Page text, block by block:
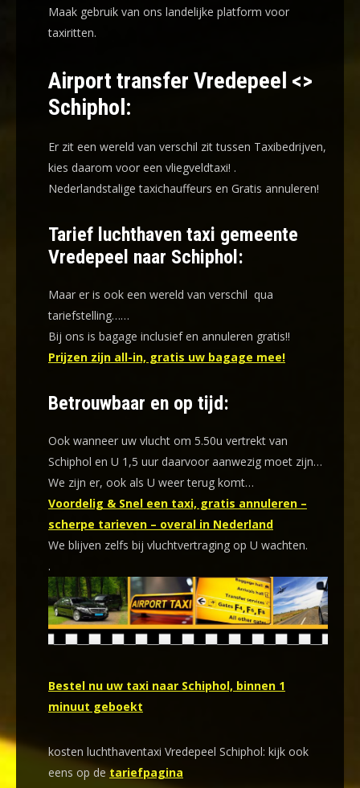
Maak gebruik van ons landelijke platform voor
taxiritten.
Airport transfer Vredepeel <>
Schiphol:
Er zit een wereld van verschil zit tussen Taxibedrijven,
kies daarom voor een vliegveldtaxi! .
Nederlandstalige taxichauffeurs en Gratis annuleren!
Tarief luchthaven taxi gemeente
Vredepeel naar Schiphol:
Maar er is ook een wereld van verschil qua
tariefstelling……
Bij ons is bagage inclusief en annuleren gratis!!
Prijzen zijn all-in, gratis uw bagage mee!
Betrouwbaar en op tijd:
Ook wanneer uw vlucht om 5.50u vertrekt van
Schiphol en U 1,5 uur daarvoor aanwezig moet zijn…
We zijn er, ook als U weer terug komt…
Voordelig & Snel een taxi, gratis annuleren –
scherpe tarieven – overal in Nederland
We blijven zelfs bij vluchtvertraging op U wachten.
.
Bestel nu uw taxi naar Schiphol, binnen 1
minuut geboekt
kosten luchthaventaxi Vredepeel Schiphol: kijk ook
eens op de tariefpagina